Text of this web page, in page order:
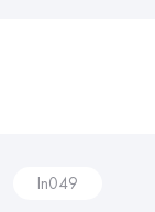
In049